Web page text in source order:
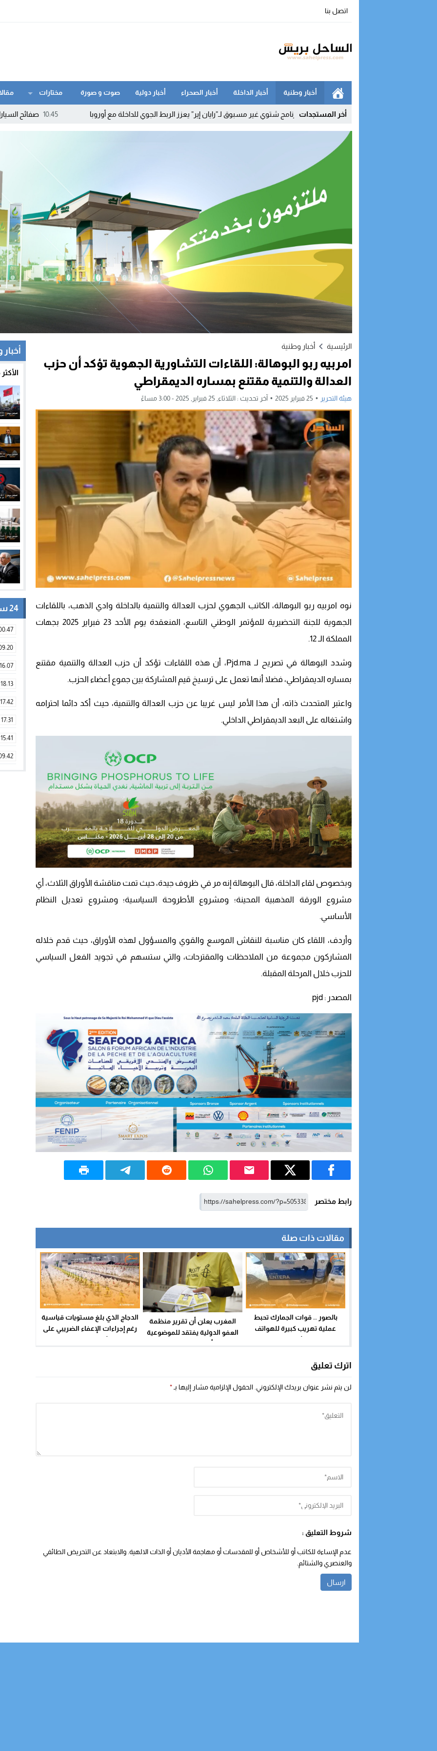
اتصل بنا
أخبار وطنية أخبار الداخلة أخبار الصحراء أخبار دولية صوت و صورة مختارات
أخر المستجدات 10:45 صفائح السيارات تدخل عهداً برنامج شتوي غير مسبوق لـ”رايان إير” يعزز الربط الجوي للداخلة مع أوروبا
الرئيسية أخبار وطنية
امربيه ربو البوهالة: اللقاءات التشاورية الجهوية تؤكد أن حزب
العدالة والتنمية مقتنع بمساره الديمقراطي
هيئة التحرير 25 فبراير 2025 آخر تحديث : الثلاثاء, 25 فبراير, 2025 - 3:00 مساءً
نوه امربيه ربو البوهالة، الكاتب الجهوي لحزب العدالة والتنمية بالداخلة وادي الذهب، باللقاءات
الجهوية للجنة التحضيرية للمؤتمر الوطني التاسع، المنعقدة يوم الأحد 23 فبراير 2025 بجهات
المملكة الـ 12.
وشدد البوهالة في تصريح لـ Pjd.ma، أن هذه اللقاءات تؤكد أن حزب العدالة والتنمية مقتنع
بمساره الديمقراطي، فضلا أنها تعمل على ترسيخ قيم المشاركة بين جموع أعضاء الحزب.
واعتبر المتحدث ذاته، أن هذا الأمر ليس غريبا عن حزب العدالة والتنمية، حيث أكد دائما احترامه
واشتغاله على البعد الديمقراطي الداخلي.
وبخصوص لقاء الداخلة، قال البوهالة إنه مر في ظروف جيدة، حيث تمت مناقشة الأوراق الثلاث، أي
مشروع الورقة المذهبية المحينة؛ ومشروع الأطروحة السياسية؛ ومشروع تعديل النظام
الأساسي.
وأردف، اللقاء كان مناسبة للنقاش الموسع والقوي والمسؤول لهذه الأوراق، حيث قدم خلاله
المشاركون مجموعة من الملاحظات والمقترحات، والتي ستسهم في تجويد الفعل السياسي
للحزب خلال المرحلة المقبلة.
المصدر : pjd
رابط مختصر
مقالات ذات صلة
بالصور .. قوات الجمارك تحبط
عملية تهريب كبيرة للهواتف
المغرب يعلن أن تقرير منظمة
العفو الدولية يفتقد للموضوعية
الدجاج الذي بلغ مستويات قياسية
رغم إجراءات الإعفاء الضريبي على
اترك تعليق
لن يتم نشر عنوان بريدك الإلكتروني.الحقول الإلزامية مشار إليها بـ*
شروط التعليق :
عدم الإساءة للكاتب أو للأشخاص أو للمقدسات أو مهاجمة الأديان أو الذات الالهية. والابتعاد عن التحريض الطائفي
والعنصري والشتائم.
24 ساعة
16:07
18:13
17:42
17:31
15:41